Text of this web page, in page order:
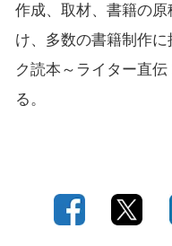
作成、取材、書籍の
け、多数の書籍制作
ク読本～ライター直
る。